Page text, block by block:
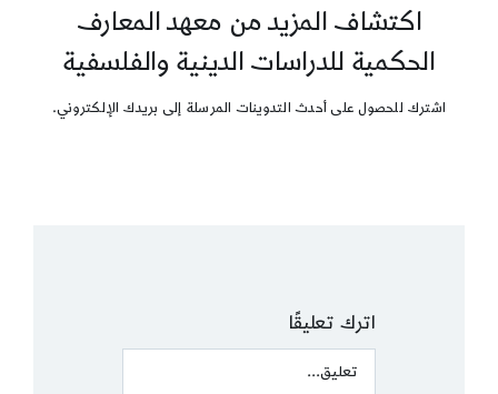
اكتشاف المزيد من معهد المعارف
الحكمية للدراسات الدينية والفلسفية
اشترك للحصول على أحدث التدوينات المرسلة إلى بريدك الإلكتروني.
اترك تعليقًا
Comment